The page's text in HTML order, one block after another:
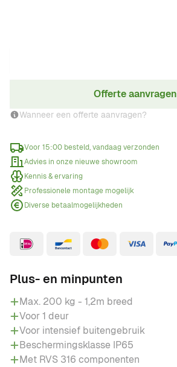
Offerte aanvragen
Wanneer een offerte aanvragen?
Voor 15:00 besteld, vandaag verzonden
Advies in onze nieuwe showroom
Kennis & ervaring
Professionele montage mogelijk
Diverse betaalmogelijkheden
Plus- en minpunten
Max. 200 kg - 1,2m breed
Voor 1 deur
Voor intensief buitengebruik
Beschermingsklasse IP65
Met RVS 316 componenten